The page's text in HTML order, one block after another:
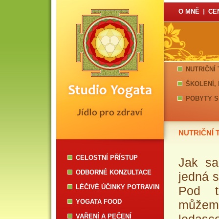
O MNĚ
NUTRIČNÍ
ŠKOLENÍ,
POBYTY
NUTRIČNÍ
CELOSTNÍ PŘÍSTUP
ODBORNÉ KONZULTACE
LÉČIVÉ ÚČINKY POTRAVIN
YOGATA FOOD
VAŘENÍ A PEČENÍ
Jak
jedná
Pod